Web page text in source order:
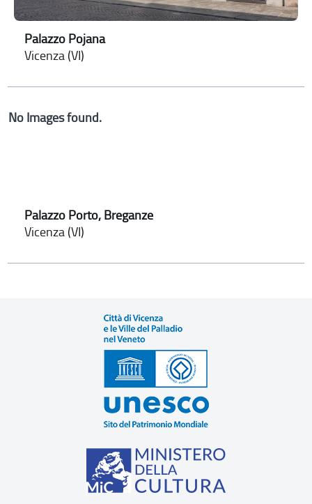
Palazzo Pojana
Vicenza (VI)
No Images found.
Palazzo Porto, Breganze
Vicenza (VI)